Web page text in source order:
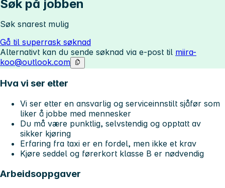
Søk på jobben
Søk snarest mulig
Gå til superrask søknad
Alternativt kan du sende søknad via e-post til miira-
koo@outlook.com
Hva vi ser etter
Vi ser etter en ansvarlig og serviceinnstilt sjåfør som
liker å jobbe med mennesker
Du må være punktlig, selvstendig og opptatt av
sikker kjøring
Erfaring fra taxi er en fordel, men ikke et krav
Kjøre seddel og førerkort klasse B er nødvendig
Arbeidsoppgaver